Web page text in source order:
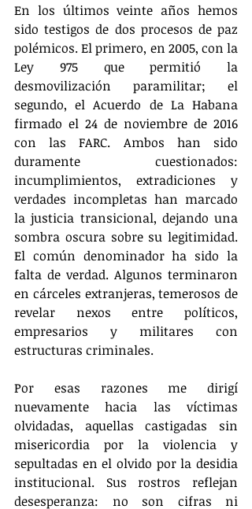
En los últimos veinte años hemos
sido testigos de dos procesos de paz
polémicos. El primero, en 2005, con la
Ley 975 que permitió la
desmovilización paramilitar; el
segundo, el Acuerdo de La Habana
firmado el 24 de noviembre de 2016
con las FARC. Ambos han sido
duramente cuestionados:
incumplimientos, extradiciones y
verdades incompletas han marcado
la justicia transicional, dejando una
sombra oscura sobre su legitimidad.
El común denominador ha sido la
falta de verdad. Algunos terminaron
en cárceles extranjeras, temerosos de
revelar nexos entre políticos,
empresarios y militares con
estructuras criminales.
Por esas razones me dirigí
nuevamente hacia las víctimas
olvidadas, aquellas castigadas sin
misericordia por la violencia y
sepultadas en el olvido por la desidia
institucional. Sus rostros reflejan
desesperanza: no son cifras ni